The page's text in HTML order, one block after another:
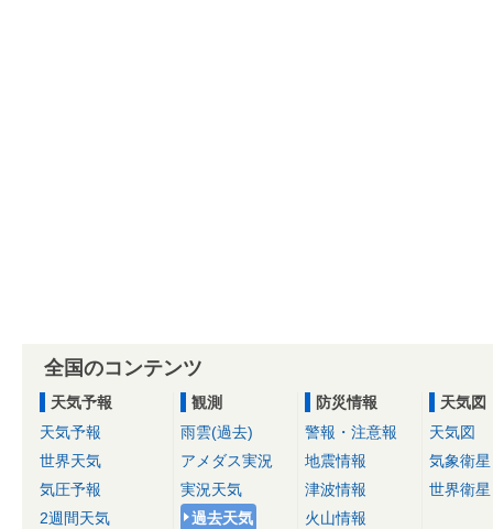
全国のコンテンツ
天気予報
天気予報
世界天気
気圧予報
2週間天気
観測
雨雲(過去)
アメダス実況
実況天気
過去天気
防災情報
警報・注意報
地震情報
津波情報
火山情報
天気図
天気図
気象衛星
世界衛星